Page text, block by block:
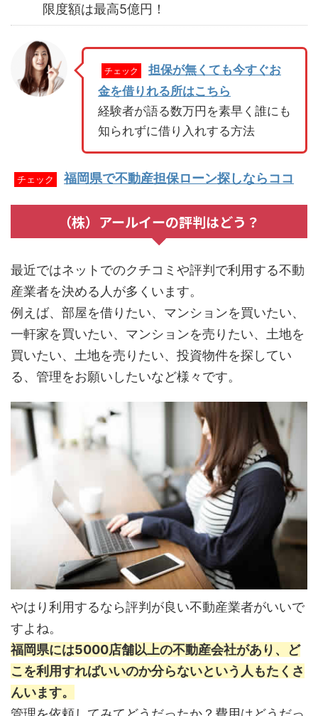
限度額は最高5億円！
チェック
担保が無くても今すぐお
金を借りれる所はこちら
経験者が語る数万円を素早く誰にも
知られずに借り入れする方法
チェック 福岡県で不動産担保ローン探しならココ
（株）アールイーの評判はどう？
最近ではネットでのクチコミや評判で利用する不動
産業者を決める人が多くいます。
例えば、部屋を借りたい、マンションを買いたい、
一軒家を買いたい、マンションを売りたい、土地を
買いたい、土地を売りたい、投資物件を探してい
る、管理をお願いしたいなど様々です。
やはり利用するなら評判が良い不動産業者がいいで
すよね。
福岡県には5000店舗以上の不動産会社があり、ど
こを利用すればいいのか分らないという人もたくさ
んいます。